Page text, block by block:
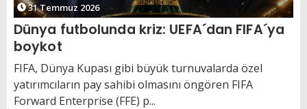
31 Temmuz 2026
Dünya futbolunda kriz: UEFA´dan FIFA´ya
boykot
FIFA, Dünya Kupası gibi büyük turnuvalarda özel
yatırımcıların pay sahibi olmasını öngören FIFA
Forward Enterprise (FFE) p...